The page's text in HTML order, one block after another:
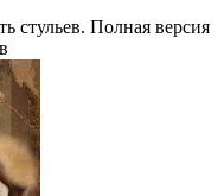
стульев. Полная версия